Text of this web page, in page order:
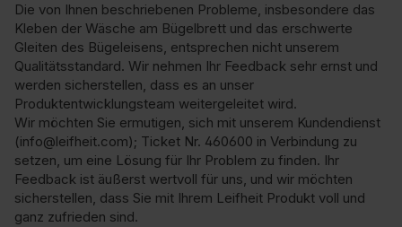
Die von Ihnen beschriebenen Probleme, insbesondere das
Kleben der Wäsche am Bügelbrett und das erschwerte
Gleiten des Bügeleisens, entsprechen nicht unserem
Qualitätsstandard. Wir nehmen Ihr Feedback sehr ernst und
werden sicherstellen, dass es an unser
Produktentwicklungsteam weitergeleitet wird.
Wir möchten Sie ermutigen, sich mit unserem Kundendienst
(info@leifheit.com); Ticket Nr. 460600 in Verbindung zu
setzen, um eine Lösung für Ihr Problem zu finden. Ihr
Feedback ist äußerst wertvoll für uns, und wir möchten
sicherstellen, dass Sie mit Ihrem Leifheit Produkt voll und
ganz zufrieden sind.